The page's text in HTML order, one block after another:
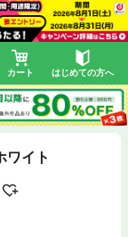
カート はじめての方へ
ワイト